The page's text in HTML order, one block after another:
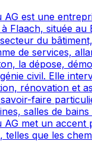
AG est une
Flaach, située au
du
de services,
la dépose,
civil. Elle
rénovation et
faire
salles de
AG met un accent
telles que les